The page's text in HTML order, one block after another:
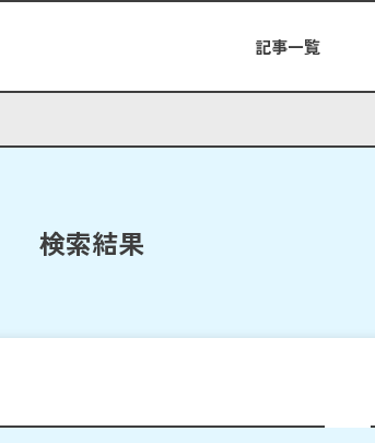
記事一覧
検索結果